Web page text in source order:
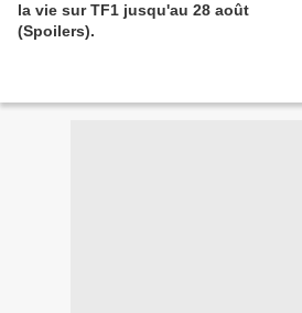
la vie sur TF1 jusqu'au 28 août
(Spoilers).